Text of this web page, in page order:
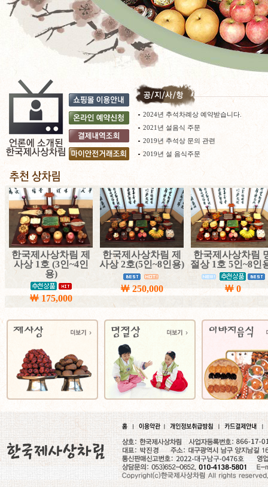
2024년 추석차례상 예약받습니다.
2021년 설음식 주문
2019년 추석상 문의 관련
2019년 설 음식주문
한국제사상차림 제
사상 1호 (3인~4인
용)
￦ 175,000
한국제사상차림 제
사상 2호(5인~8인용)
￦ 250,000
한국제사상차림
절상 1호 5인~8인
￦ 0